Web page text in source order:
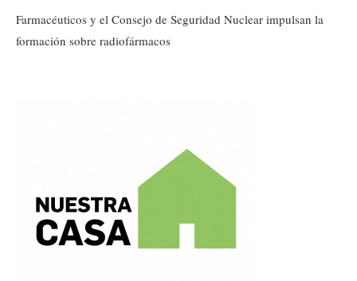
Farmacéuticos y el Consejo de Seguridad Nuclear impulsan la
formación sobre radiofármacos